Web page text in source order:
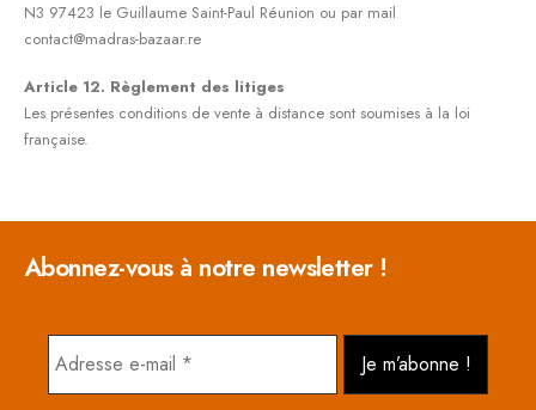
N3 97423 le Guillaume Saint-Paul Réunion ou par mail
contact@madras-bazaar.re
Article 12. Règlement des litiges
Les présentes conditions de vente à distance sont soumises à la loi
française.
Abonnez-vous à notre newsletter !